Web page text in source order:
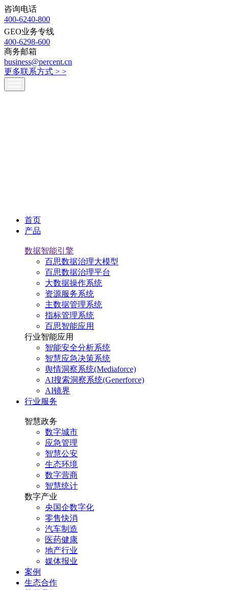
咨询电话
400-6240-800
GEO业务专线
400-6298-600
商务邮箱
business@percent.cn
更多联系方式 > >
首页
产品
数据智能引擎
百思数据治理大模型
百思数据治理平台
大数据操作系统
资源服务系统
主数据管理系统
指标管理系统
百思智能应用
行业智能应用
智能安全分析系统
智慧应急决策系统
舆情洞察系统(Mediaforce)
AI搜索洞察系统(Generforce)
AI镜界
行业服务
智慧政务
数字城市
应急管理
智慧公安
生态环境
数字营商
智慧统计
数字产业
央国企数字化
零售快消
汽车制造
医药健康
地产行业
媒体报业
案例
生态合作